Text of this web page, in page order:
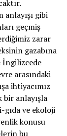
anlayışı gibi
geçmiş
zarar
gazabına
İngilizcede
arasındaki
ihtiyacımız
bir anlayışla
ve ekoloji
konusu
bu